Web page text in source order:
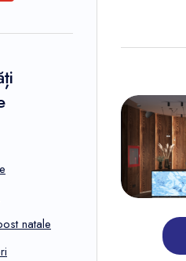
natale